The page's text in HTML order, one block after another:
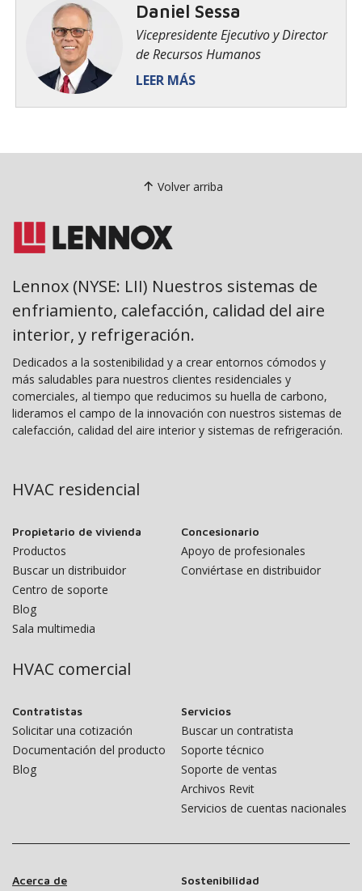
​Daniel Sessa
Vicepresidente Ejecutivo y Director
de Recursos Humanos
LEER MÁS
Volver arriba
Lennox (NYSE: LII) Nuestros sistemas de
enfriamiento, calefacción, calidad del aire
interior, y refrigeración.
Dedicados a la sostenibilidad y a crear entornos cómodos y
más saludables para nuestros clientes residenciales y
comerciales, al tiempo que reducimos su huella de carbono,
lideramos el campo de la innovación con nuestros sistemas de
calefacción, calidad del aire interior y sistemas de refrigeración.
HVAC residencial
Propietario de vivienda
Productos
Buscar un distribuidor
Centro de soporte
Blog
Sala multimedia
Concesionario
Apoyo de profesionales
Conviértase en distribuidor
HVAC comercial
Contratistas
Solicitar una cotización
Documentación del producto
Blog
Servicios
Buscar un contratista
Soporte técnico
Soporte de ventas
Archivos Revit
Servicios de cuentas nacionales
Acerca de Sostenibilidad